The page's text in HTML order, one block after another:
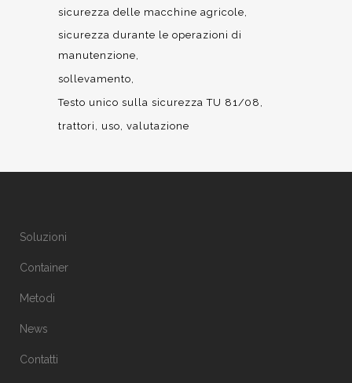
sicurezza delle macchine agricole
sicurezza durante le operazioni di
manutenzione
sollevamento
Testo unico sulla sicurezza TU 81/08
trattori
uso valutazione
Soluzioni
Container
Metodi
News
Contatti